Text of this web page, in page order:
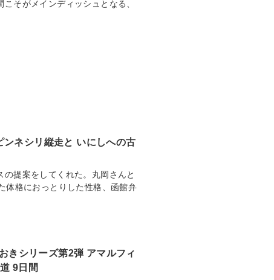
そがメインディッシュとなる、
ンネシリ縦走と いにしへの古
の提案をしてくれた。丸岡さんと
体格におっとりした性格、函館弁
きシリーズ第2弾 アマルフィ
9日間